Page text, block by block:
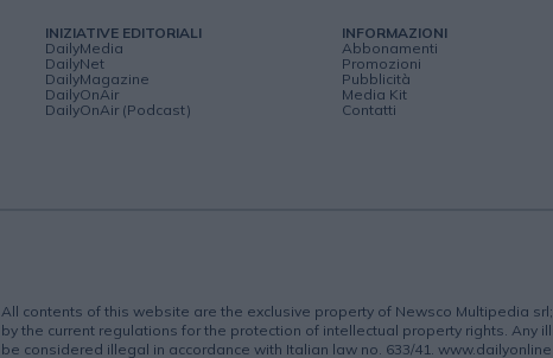
INIZIATIVE EDITORIALI
DailyMedia
DailyNet
DailyMagazine
DailyOnAir
DailyOnAir (Podcast)
INFORMAZIONI
Abbonamenti
Promozioni
Pubblicità
Media Kit
Contatti
All contents of this website are the exclusive property of Newsco Multipedia
by the current regulations for the protection of intellectual property rights. Any
be considered illegal in accordance with Italian law no. 633/41.